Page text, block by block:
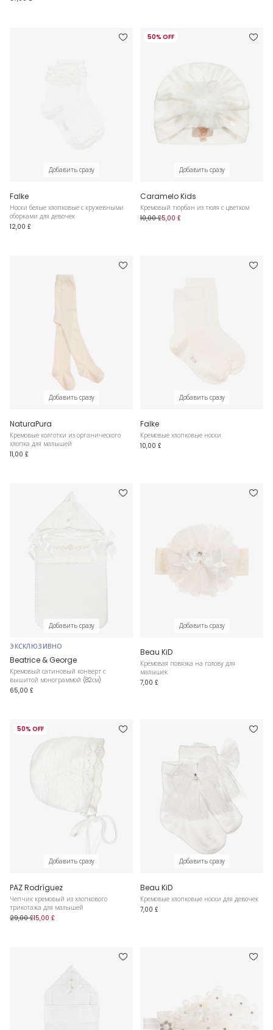
Добавить сразу
Falke
Носки белые хлопковые с кружевными
оборками для девочек
12,00 £
50% OFF
Добавить сразу
Caramelo Kids
Кремовый тюрбан из тюля с цветком
10,00 £5,00 £
Добавить сразу
NaturaPura
Кремовые колготки из органического
хлопка для малышей
11,00 £
Добавить сразу
Falke
Кремовые хлопковые носки
10,00 £
Добавить сразу
ЭКСКЛЮЗИВНО
Beatrice & George
Кремовый сатиновый конверт с
вышитой монограммой (82см)
65,00 £
Добавить сразу
Beau KiD
Кремовая повязка на голову для
малышек
7,00 £
50% OFF
Добавить сразу
PAZ Rodríguez
Чепчик кремовый из хлопкового
трикотажа для малышей
29,00 £15,00 £
Добавить сразу
Beau KiD
Кремовые хлопковые носки для девочек
7,00 £